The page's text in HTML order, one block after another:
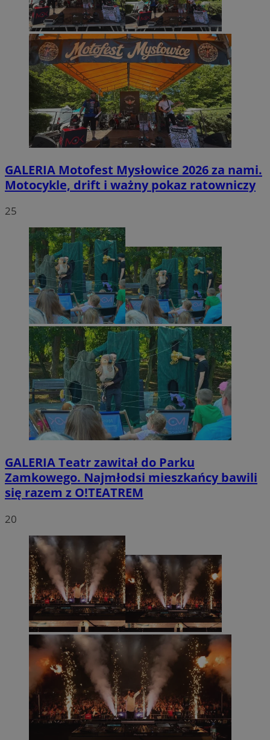
GALERIA Motofest Mysłowice 2026 za nami.
Motocykle, drift i ważny pokaz ratowniczy
25
GALERIATeatr zawitał do Parku
Zamkowego. Najmłodsi mieszkańcy bawili
się razem z O!TEATREM
20